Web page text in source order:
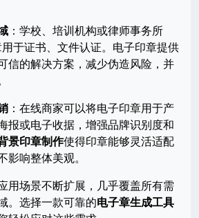
：学校、培训机构或律师事务所
于证书、文件认证。电子印章提供
信的解决方案，减少伪造风险，并
：在线商家可以将电子印章用于产
报或电子收据，增强品牌识别度和
景印章制作使得印章能够灵活适配
影响整体美观。
用场景不断扩展，几乎覆盖所有需
。选择一款可靠的电子章生成工具